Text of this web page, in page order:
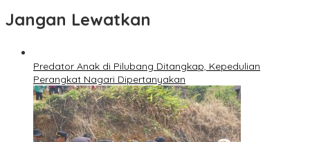
Jangan Lewatkan
Predator Anak di Pilubang Ditangkap, Kepedulian
Perangkat Nagari Dipertanyakan